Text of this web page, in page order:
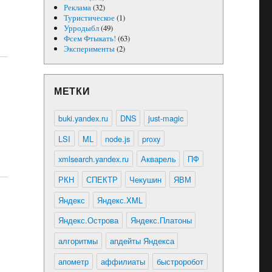
Реклама(32)
Туристическое(1)
Урродыбл(49)
Фсем Фтыкать! (63)
Эксперименты(2)
МЕТКИ
buki.yandex.ru DNS
just-magic
LSI
ML node.js
proxy
xmlsearch.yandex.ru
Акварель
ПФ
РКН
СПЕКТР Чекушин
ЯВМ
Яндекс
Яндекс.XML
Яндекс.Острова
Яндекс.Платоны
алгоритмы
апдейты Яндекса
апометр
аффилиаты
быстроробот